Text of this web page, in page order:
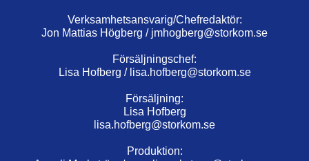
Verksamhetsansvarig/Chefredaktör:
Jon Mattias Högberg / jmhogberg@storkom.se
Försäljningschef:
Lisa Hofberg / lisa.hofberg@storkom.se
Försäljning:
Lisa Hofberg
lisa.hofberg@storkom.se
Produktion: